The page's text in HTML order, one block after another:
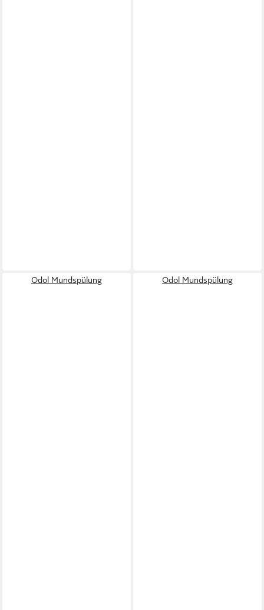
Odol Mundspülung Odol Mundspülung